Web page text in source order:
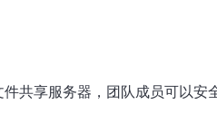
共享服务器，团队成员可以安